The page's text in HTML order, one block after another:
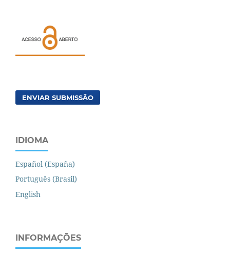
ENVIAR SUBMISSÃO
IDIOMA
Español (España)
Português (Brasil)
English
INFORMAÇÕES